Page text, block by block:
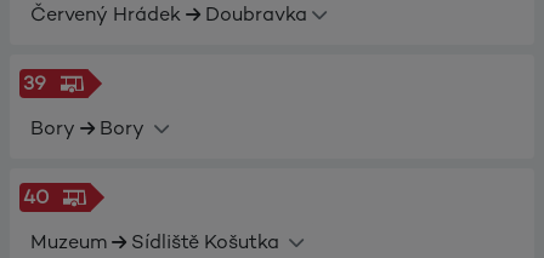
Červený Hrádek
Doubravka
39
Bory
Bory
40
Muzeum
Sídliště Košutka